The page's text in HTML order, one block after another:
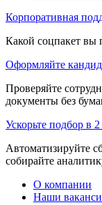
Корпоративная
Какой соцпакет вы
Оформляйте
Проверяйте
документы без
Ускорьте подбор в
Автоматизируйте
собирайте
О компании
Наши